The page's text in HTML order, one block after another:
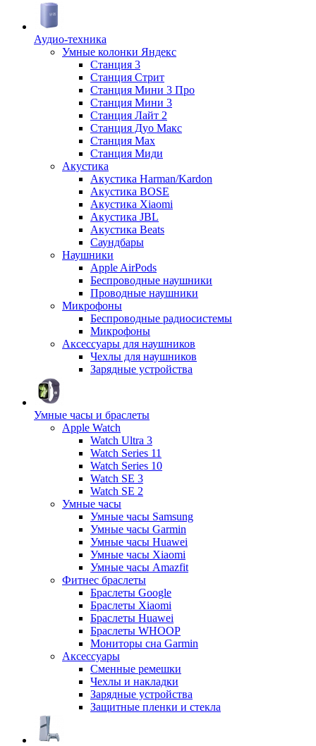
Аудио-техника
Умные колонки Яндекс
Станция 3
Станция Стрит
Станция Мини 3 Про
Станция Мини 3
Станция Лайт 2
Станция Дуо Макс
Станция Max
Станция Миди
Акустика
Акустика Harman/Kardon
Акустика BOSE
Акустика Xiaomi
Акустика JBL
Акустика Beats
Саундбары
Наушники
Apple AirPods
Беспроводные наушники
Проводные наушники
Микрофоны
Беспроводные радиосистемы
Микрофоны
Аксессуары для наушников
Чехлы для наушников
Зарядные устройства
Умные часы и браслеты
Apple Watch
Watch Ultra 3
Watch Series 11
Watch Series 10
Watch SE 3
Watch SE 2
Умные часы
Умные часы Samsung
Умные часы Garmin
Умные часы Huawei
Умные часы Xiaomi
Умные часы Amazfit
Фитнес браслеты
Браслеты Google
Браслеты Xiaomi
Браслеты Huawei
Браслеты WHOOP
Мониторы сна Garmin
Аксессуары
Сменные ремешки
Чехлы и накладки
Зарядные устройства
Защитные пленки и стекла